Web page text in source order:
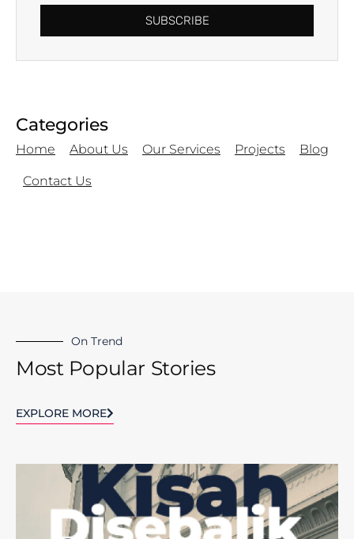
SUBSCRIBE
Categories
Home About Us Our Services Projects Blog
Contact Us
On Trend
Most Popular Stories
EXPLORE MORE